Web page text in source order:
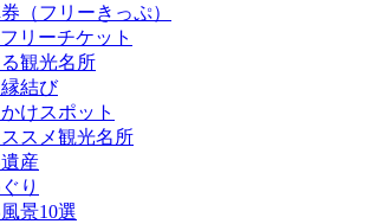
（フリーきっぷ）
リーチケット
観光名所
結び
けスポット
スメ観光名所
産
り
景10選